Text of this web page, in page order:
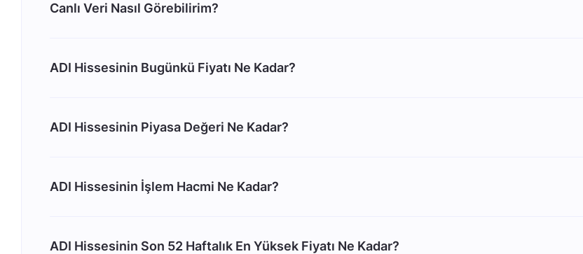
Canlı Veri Nasıl Görebilirim?
ADI Hissesinin Bugünkü Fiyatı Ne Kadar?
ADI Hissesinin Piyasa Değeri Ne Kadar?
ADI Hissesinin İşlem Hacmi Ne Kadar?
ADI Hissesinin Son 52 Haftalık En Yüksek Fiyatı Ne Kadar?